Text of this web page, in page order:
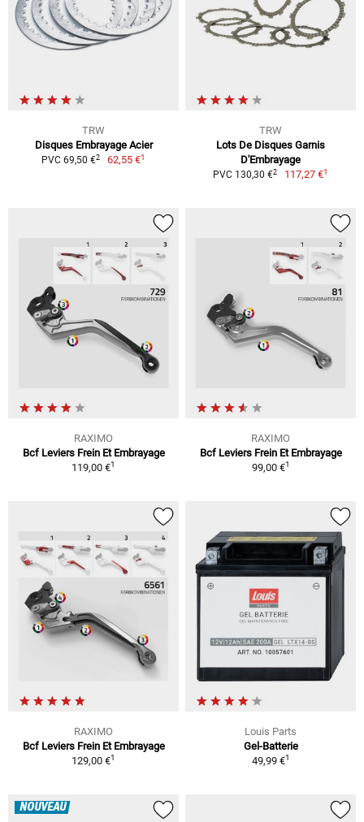
TRW
Disques Embrayage Acier
PVC 69,50 €2 62,55 €1
TRW
Lots De Disques Garnis
D'Embrayage
PVC 130,30 €2 117,27 €1
RAXIMO
Bcf Leviers Frein Et Embrayage
119,00 €1
RAXIMO
Bcf Leviers Frein Et Embrayage
99,00 €1
RAXIMO
Bcf Leviers Frein Et Embrayage
129,00 €1
Louis Parts
Gel-Batterie
49,99 €1
NOUVEAU